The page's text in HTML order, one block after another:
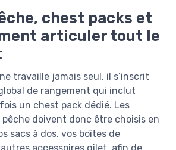
chest packs et
articuler tout le
travaille jamais seul, il s’inscrit
de rangement qui inclut
un chest pack dédié. Les
doivent donc être choisis en
sacs à dos, vos boîtes de